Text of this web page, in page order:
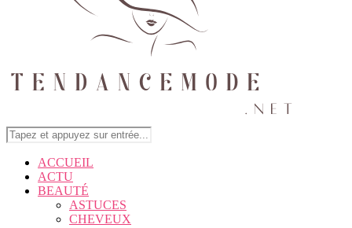
ACCUEIL
ACTU
BEAUTÉ
ASTUCES
CHEVEUX